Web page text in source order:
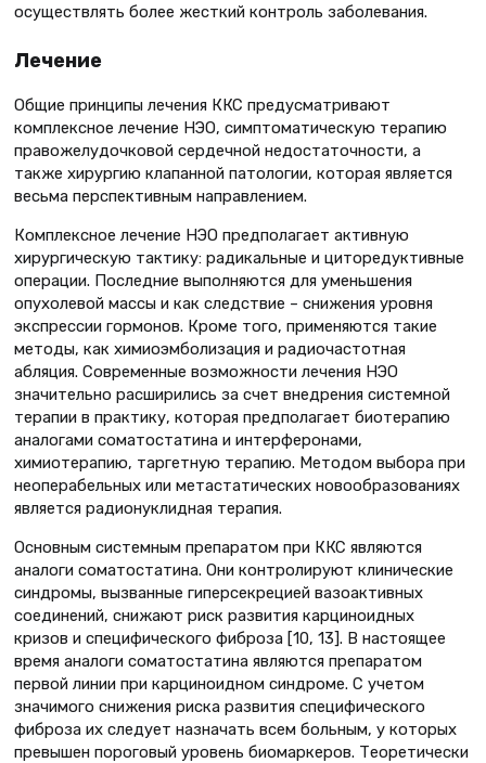
осуществлять более жесткий контроль заболевания.
Лечение
Общие принципы лечения ККС предусматривают
комплексное лечение НЭО, симптоматическую терапию
правожелудочковой сердечной недостаточности, а
также хирургию клапанной патологии, которая является
весьма перспективным направлением.
Комплексное лечение НЭО предполагает активную
хирургическую тактику: радикальные и циторедуктивные
операции. Последние выполняются для уменьшения
опухолевой массы и как следствие – снижения уровня
экспрессии гормонов. Кроме того, применяются такие
методы, как химиоэмболизация и радиочастотная
абляция. Современные возможности лечения НЭО
значительно расширились за счет внедрения системной
терапии в практику, которая предполагает биотерапию
аналогами соматостатина и интерферонами,
химиотерапию, таргетную терапию. Методом выбора при
неоперабельных или метастатических новообразованиях
является радионуклидная терапия.
Основным системным препаратом при ККС являются
аналоги соматостатина. Они контролируют клинические
синдромы, вызванные гиперсекрецией вазоактивных
соединений, снижают риск развития карциноидных
кризов и специфического фиброза [10, 13]. В настоящее
время аналоги соматостатина являются препаратом
первой линии при карциноидном синдроме. С учетом
значимого снижения риска развития специфического
фиброза их следует назначать всем больным, у которых
превышен пороговый уровень биомаркеров. Теоретически